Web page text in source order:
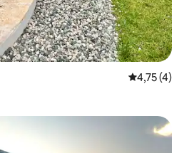
Prosječna
4,75 (4)